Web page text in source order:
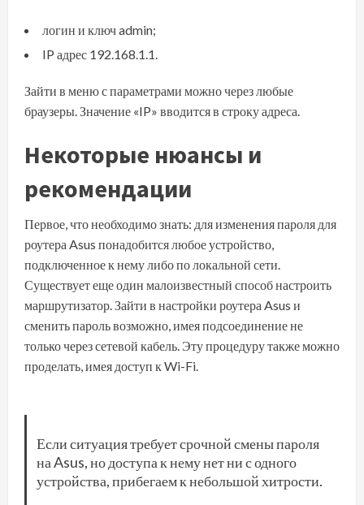
логин и ключ admin;
IP адрес 192.168.1.1.
Зайти в меню с параметрами можно через любые
браузеры. Значение «IP» вводится в строку адреса.
Некоторые нюансы и
рекомендации
Первое, что необходимо знать: для изменения пароля для
роутера Asus понадобится любое устройство,
подключенное к нему либо по локальной сети.
Существует еще один малоизвестный способ настроить
маршрутизатор.Зайти в настройки роутера Asus и
сменить пароль возможно, имея подсоединение не
только через сетевой кабель. Эту процедуру также можно
проделать, имея доступ к Wi-Fi.
Если ситуация требует срочной смены пароля
на Asus, но доступа к нему нет ни с одного
устройства, прибегаем к небольшой хитрости.